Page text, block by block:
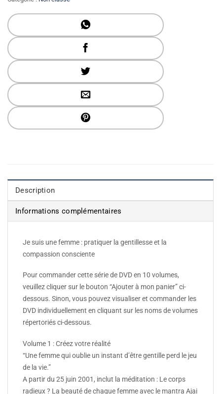
Description
Informations complémentaires
Je suis une femme : pratiquer la gentillesse et la
compassion consciente
Pour commander cette série de DVD en 10 volumes,
veuillez cliquer sur le bouton “Ajouter à mon panier” ci-
dessous. Sinon, vous pouvez visualiser et commander les
DVD individuellement en cliquant sur les noms de volumes
répertoriés ci-dessous.
Volume 1 : Créez votre réalité
“Une femme qui oublie un instant d’être gentille perd le jeu
de la vie.”
A partir du 25 juin 2001, inclut la méditation : Le corps
radieux ? La beauté de chaque femme avec le mantra Ajai